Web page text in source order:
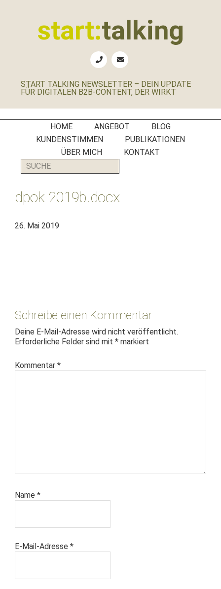
start:talking
B2B-
Social
Media
Manager
PR-
Agenturen
START TALKING NEWSLETTER – DEIN UPDATE
FÜR DIGITALEN B2B-CONTENT, DER WIRKT
HOME ANGEBOT
BLOG
KUNDENSTIMMEN
PUBLIKATIONEN
ÜBER MICH
KONTAKT
SUCHE
dpok 2019b.docx
26. Mai 2019
Interaktionen
Schreibe einen Kommentar
Deine E-Mail-Adresse wird nicht veröffentlicht.
Erforderliche Felder sind mit * markiert
Kommentar *
Name *
E-Mail-Adresse *